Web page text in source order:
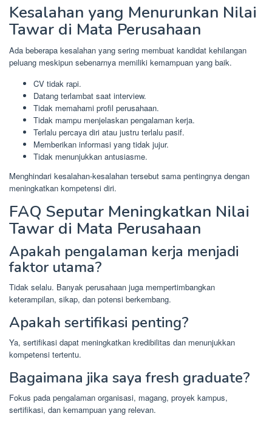
Kesalahan yang Menurunkan Nilai
Tawar di Mata Perusahaan
Ada beberapa kesalahan yang sering membuat kandidat kehilangan
peluang meskipun sebenarnya memiliki kemampuan yang baik.
CV tidak rapi.
Datang terlambat saat interview.
Tidak memahami profil perusahaan.
Tidak mampu menjelaskan pengalaman kerja.
Terlalu percaya diri atau justru terlalu pasif.
Memberikan informasi yang tidak jujur.
Tidak menunjukkan antusiasme.
Menghindari kesalahan-kesalahan tersebut sama pentingnya dengan
meningkatkan kompetensi diri.
FAQ Seputar Meningkatkan Nilai
Tawar di Mata Perusahaan
Apakah pengalaman kerja menjadi
faktor utama?
Tidak selalu. Banyak perusahaan juga mempertimbangkan
keterampilan, sikap, dan potensi berkembang.
Apakah sertifikasi penting?
Ya, sertifikasi dapat meningkatkan kredibilitas dan menunjukkan
kompetensi tertentu.
Bagaimana jika saya fresh graduate?
Fokus pada pengalaman organisasi, magang, proyek kampus,
sertifikasi, dan kemampuan yang relevan.